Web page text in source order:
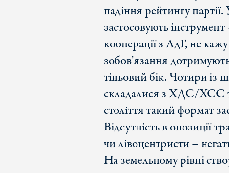
падіння рейтингу
застосовують
кооперації з АдГ, не
зобов’язання
тіньовий бік. Чотири із
складалися з ХДС/ХСС
століття такий формат
Відсутність в опозиції
чи лівоцентристи –
На земельному рівні